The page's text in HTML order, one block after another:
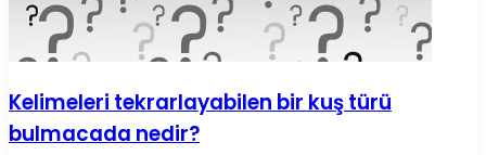
Kelimeleri tekrarlayabilen bir kuş türü
bulmacada nedir?